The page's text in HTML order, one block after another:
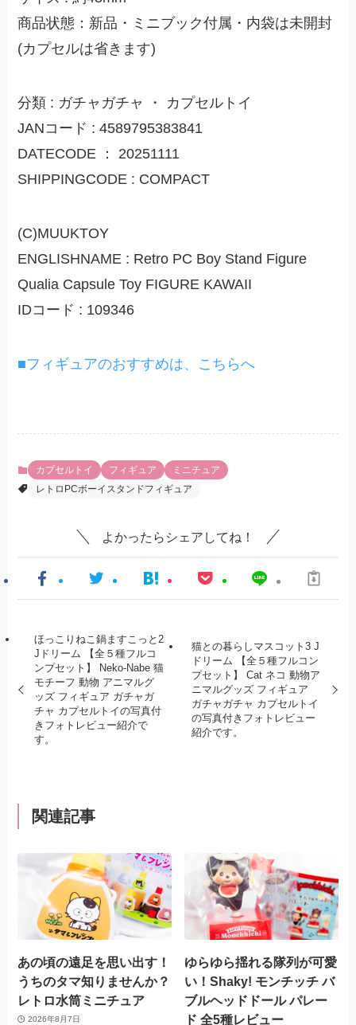
商品状態：新品・ミニブック付属・内袋は未開封
(カプセルは省きます)
分類 : ガチャガチャ ・ カプセルトイ
JANコード : 4589795383841
DATECODE ： 20251111
SHIPPINGCODE : COMPACT
(C)MUUKTOY
ENGLISHNAME : Retro PC Boy Stand Figure
Qualia Capsule Toy FIGURE KAWAII
IDコード : 109346
■フィギュアのおすすめは、こちらへ
カプセルトイ フィギュア
ミニチュア
レトロPCボーイスタンドフィギュア
よかったらシェアしてね！
ほっこりねこ鍋ますこっと2
Jドリーム 【全５種フルコ
ンプセット】 Neko-Nabe 猫
モチーフ 動物 アニマルグ
ッズ フィギュア ガチャガ
チャ カプセルトイの写真付
きフォトレビュー紹介で
す。
猫との暮らしマスコット3 J
ドリーム 【全５種フルコン
プセット】 Cat ネコ 動物ア
ニマルグッズ フィギュア
ガチャガチャ カプセルトイ
の写真付きフォトレビュー
紹介です。
関連記事
あの頃の遠足を思い出す！
うちのタマ知りませんか？
レトロ水筒ミニチュア
2026年8月7日
ゆらゆら揺れる隊列が可愛
い！Shaky! モンチッチ バ
ブルヘッドドール パレー
ド 全5種レビュー